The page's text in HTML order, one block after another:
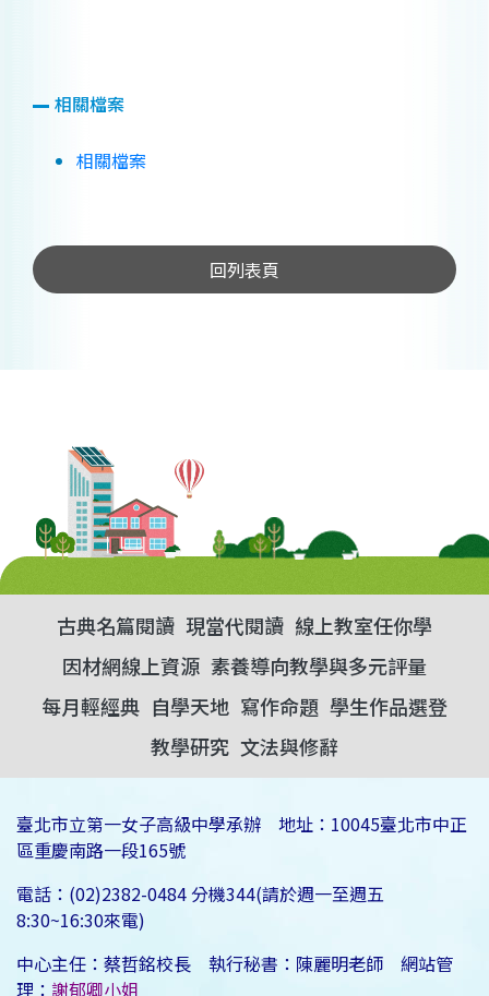
相關檔案
相關檔案
回列表頁
古典名篇閱讀 現當代閱讀 線上教室任你學
因材網線上資源 素養導向教學與多元評量
每月輕經典 自學天地 寫作命題 學生作品選登
教學研究 文法與修辭
臺北市立第一女子高級中學承辦 地址：10045臺北市中正
區重慶南路一段165號
電話：(02)2382-0484 分機344(請於週一至週五
8:30~16:30來電)
中心主任：蔡哲銘校長 執行秘書：陳麗明老師 網站管
理： 謝郁卿小姐